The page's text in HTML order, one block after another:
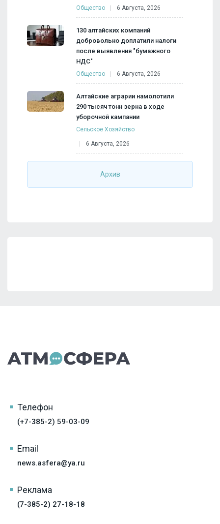
Общество 6 Августа, 2026
130 алтайских компаний
добровольно доплатили налоги
после выявления "бумажного
НДС"
Общество 6 Августа, 2026
Алтайские аграрии намолотили
290 тысяч тонн зерна в ходе
уборочной кампании
Сельское Хозяйство
6 Августа, 2026
Архив
Телефон
(+7-385-2) 59-03-09
Email
news.asfera@ya.ru
Реклама
(7-385-2) 27-18-18